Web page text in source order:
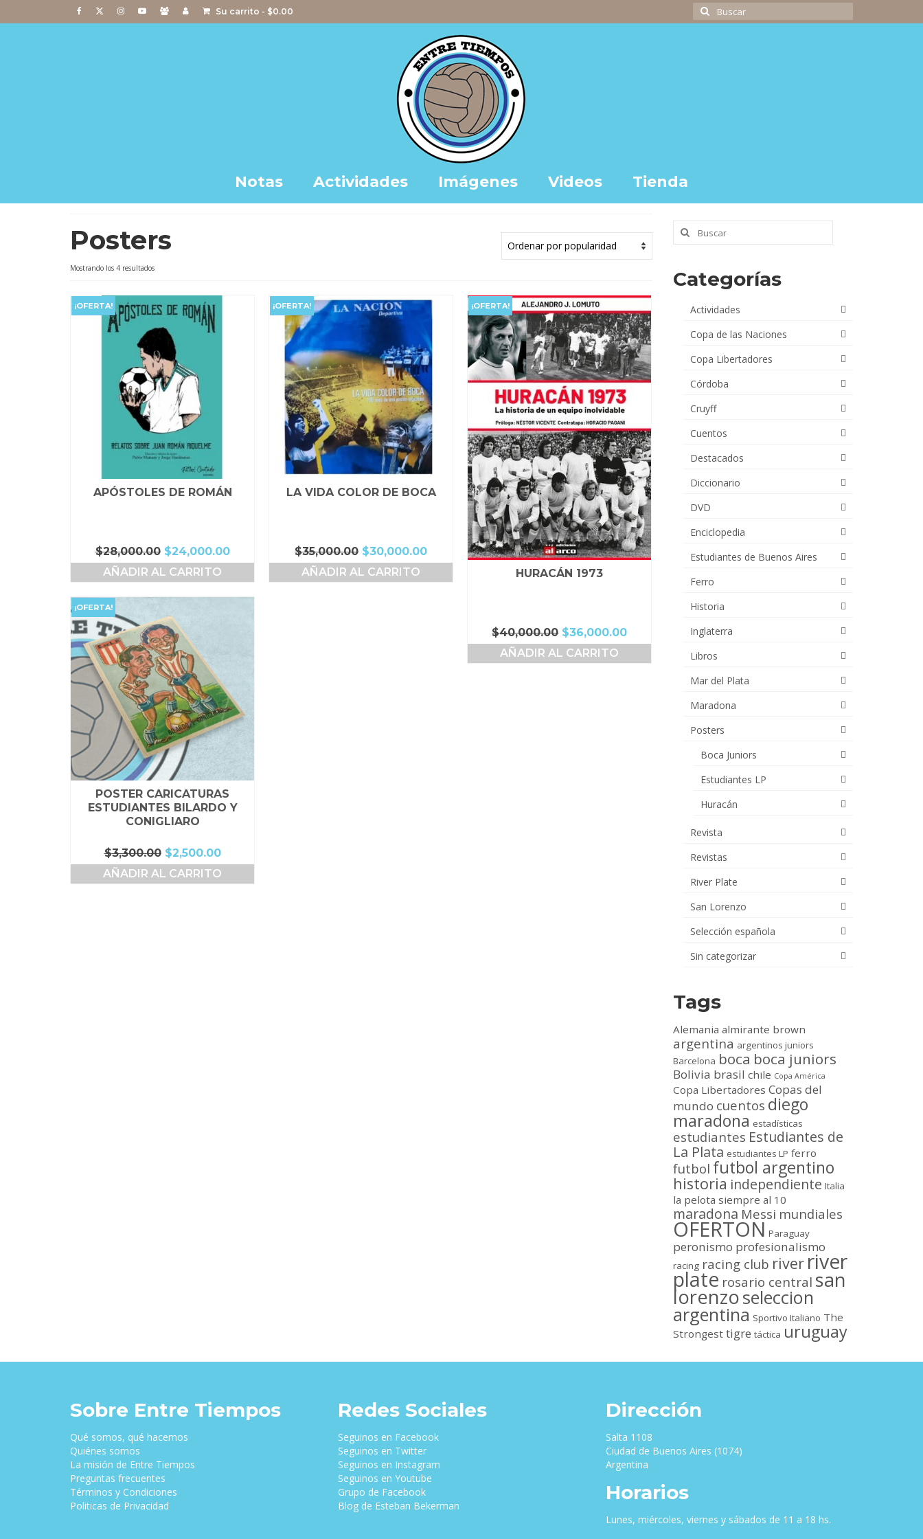
Su carrito - $0.00
Buscar
por:
Notas Actividades Imágenes Videos Tienda
Posters
Mostrando los 4 resultadosOrdenado
popularidad
¡OFERTA!
APÓSTOLES DE ROMÁN
$28,000.00 El
precio
original
$24,000.00El
precio
AÑADIR AL CARRITO
¡OFERTA!
LA VIDA COLOR DE BOCA
$35,000.00 El
precio
original
$30,000.00El
precio
AÑADIR AL CARRITO
¡OFERTA!
HURACÁN 1973
$40,000.00 El
precio
original
$36,000.00El
precio
$36,000.00.
AÑADIR AL CARRITO
¡OFERTA!
POSTER CARICATURAS
ESTUDIANTES BILARDO Y
CONIGLIARO
$3,300.00 El
precio
original
$2,500.00El
precio
actual
AÑADIR AL CARRITO
Buscar
por:
Categorías
Actividades
Copa de las Naciones
Copa Libertadores
Córdoba
Cruyff
Cuentos
Destacados
Diccionario
DVD
Enciclopedia
Estudiantes de Buenos Aires
Ferro
Historia
Inglaterra
Libros
Mar del Plata
Maradona
Posters
Boca Juniors
Estudiantes LP
Huracán
Revista
Revistas
River Plate
San Lorenzo
Selección española
Sin categorizar
Tags
Alemania almirante brown
argentina argentinos juniors
Barcelona boca boca juniors
Bolivia brasil chile Copa América
Copa Libertadores Copas del
mundo cuentos diego
maradona estadísticas
estudiantes Estudiantes de
La Plata estudiantes LP ferro
futbol futbol argentino
historia independiente Italia
la pelota siempre al 10
maradona Messi mundiales
OFERTON Paraguay
peronismo profesionalismo
racing racing club river river
plate rosario central san
lorenzoseleccion
argentina Sportivo Italiano The
Strongest tigre táctica uruguay
Sobre Entre Tiempos
Qué somos, qué hacemos
Quiénes somos
La misión de Entre Tiempos
Preguntas frecuentes
Términos y Condiciones
Politicas de Privacidad
Redes Sociales
Seguinos en Facebook
Seguinos en Twitter
Seguinos en Instagram
Seguinos en Youtube
Grupo de Facebook
Blog de Esteban Bekerman
Dirección
Salta 1108
Ciudad de Buenos Aires (1074)
Argentina
Horarios
Lunes, miércoles, viernes y sábados de 11 a 18 hs.